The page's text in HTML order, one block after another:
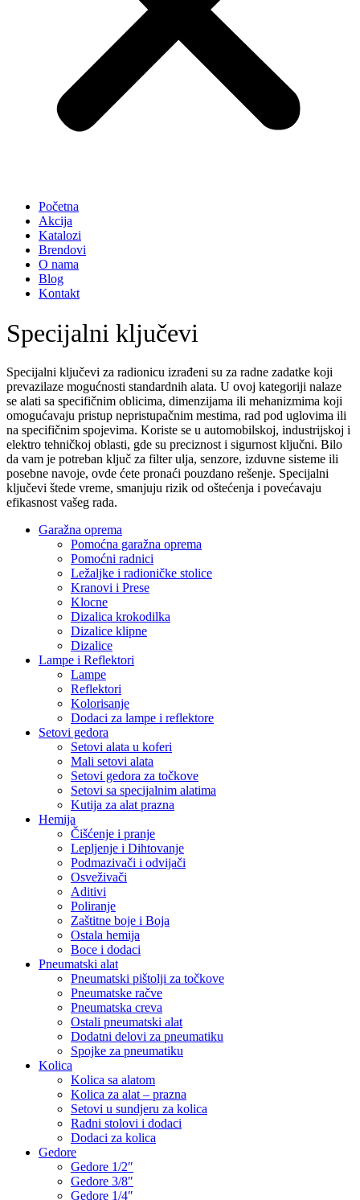
Početna
Akcija
Katalozi
Brendovi
O nama
Blog
Kontakt
Specijalni ključevi
Specijalni ključevi za radionicu izrađeni su za radne zadatke koji
prevazilaze mogućnosti standardnih alata. U ovoj kategoriji nalaze
se alati sa specifičnim oblicima, dimenzijama ili mehanizmima koji
omogućavaju pristup nepristupačnim mestima, rad pod uglovima ili
na specifičnim spojevima. Koriste se u automobilskoj, industrijskoj i
elektro tehničkoj oblasti, gde su preciznost i sigurnost ključni. Bilo
da vam je potreban ključ za filter ulja, senzore, izduvne sisteme ili
posebne navoje, ovde ćete pronaći pouzdano rešenje. Specijalni
ključevi štede vreme, smanjuju rizik od oštećenja i povećavaju
efikasnost vašeg rada.
Garažna oprema
Pomoćna garažna oprema
Pomoćni radnici
Ležaljke i radioničke stolice
Kranovi i Prese
Klocne
Dizalica krokodilka
Dizalice klipne
Dizalice
Lampe i Reflektori
Lampe
Reflektori
Kolorisanje
Dodaci za lampe i reflektore
Setovi gedora
Setovi alata u koferi
Mali setovi alata
Setovi gedora za točkove
Setovi sa specijalnim alatima
Kutija za alat prazna
Hemija
Čišćenje i pranje
Lepljenje i Dihtovanje
Podmazivači i odvijači
Osveživači
Aditivi
Poliranje
Zaštitne boje i Boja
Ostala hemija
Boce i dodaci
Pneumatski alat
Pneumatski pištolji za točkove
Pneumatske račve
Pneumatska creva
Ostali pneumatski alat
Dodatni delovi za pneumatiku
Spojke za pneumatiku
Kolica
Kolica sa alatom
Kolica za alat – prazna
Setovi u sundjeru za kolica
Radni stolovi i dodaci
Dodaci za kolica
Gedore
Gedore 1/2″
Gedore 3/8″
Gedore 1/4″